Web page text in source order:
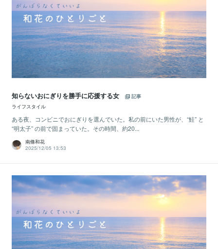
知らないおにぎりを勝手に応援する女
記事
ライフスタイル
ある夜、コンビニでおにぎりを選んでいた。私の前にいた男性が、“鮭” と
“明太子” の前で固まっていた。その時間、約20...
南條和花
2025/12/05 13:53